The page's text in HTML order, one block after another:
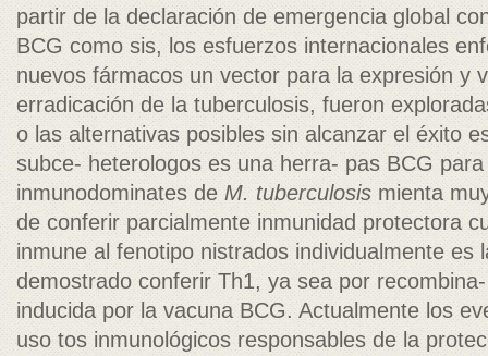
partir de la declaración de emergencia global
BCG como sis, los esfuerzos internacionales
nuevos fármacos un vector para la expresión y
erradicación de la tuberculosis, fueron
o las alternativas posibles sin alcanzar el éxito
subce- heterologos es una herra- pas BCG
inmunodominates de M. tuberculosis mienta
de conferir parcialmente inmunidad protectora
inmune al fenotipo nistrados individualmente es
demostrado conferir Th1, ya sea por
inducida por la vacuna BCG. Actualmente los
uso tos inmunológicos responsables de la